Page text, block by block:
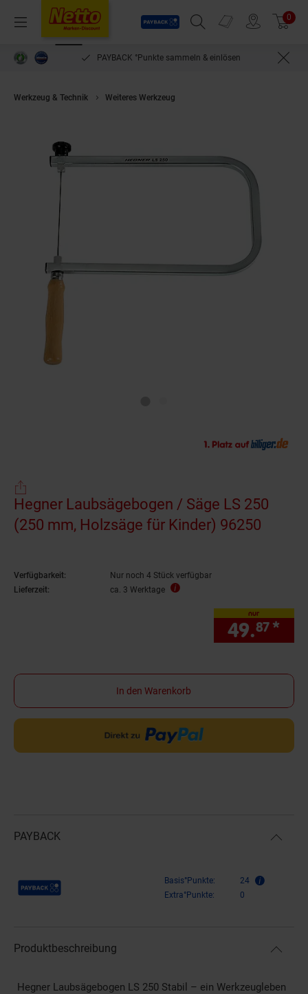
Menü
Payback
Suchfeld einblenden
Prospekte 0
PAYBACK °Punkte sammeln & einlösen
Werkzeug & Technik Weiteres Werkzeug
Hegner Laubsägebogen / Säge LS 250
(250 mm, Holzsäge für Kinder) 96250
Verfügbarkeit:
Nur noch 4 Stück verfügbar
Lieferzeit:
ca. 3 Werktage
nur
49.87 *
In den Warenkorb
PAYBACK
Payback Punkte Basis°Punkte:
24
Extra°Punkte:
0
Produktbeschreibung
Hegner Laubsägebogen LS 250 Stabil – ein Werkzeugleben